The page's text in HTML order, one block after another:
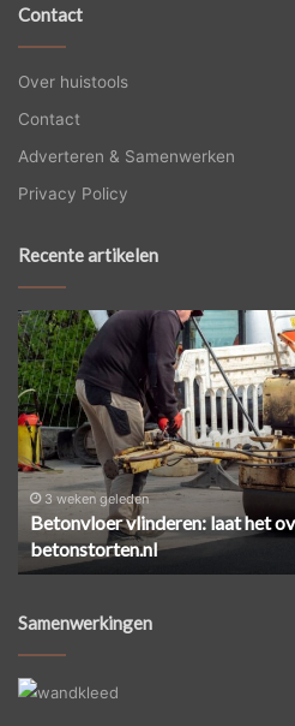
Contact
Over huistools
Contact
Adverteren & Samenwerken
Privacy Policy
Recente artikelen
Betonvloer
vlinderen:
laat
het
over
aan
de
specialisten
van
betonstorten.nl
3 weken geleden
Betonvloer vlinderen: laat het
betonstorten.nl
Samenwerkingen